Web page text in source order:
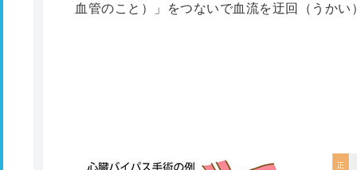
血管のこと）」をつないで血流を迂回（うかい